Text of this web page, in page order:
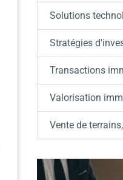
Solutions
Stratégies
Transactions
Valorisation
Vente de